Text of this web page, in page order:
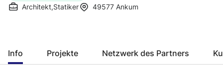
Architekt,Statiker 49577 Ankum
Info Projekte Netzwerk des Partners